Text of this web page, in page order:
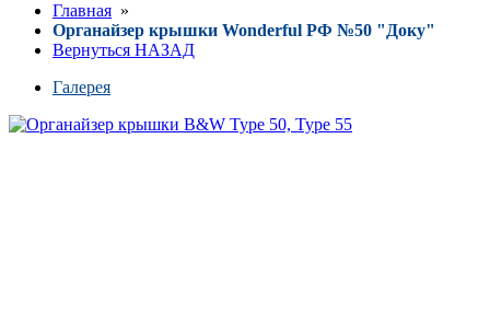
Главная »
Органайзер крышки Wonderful РФ №50 "Доку"
Вернуться НАЗАД
Галерея